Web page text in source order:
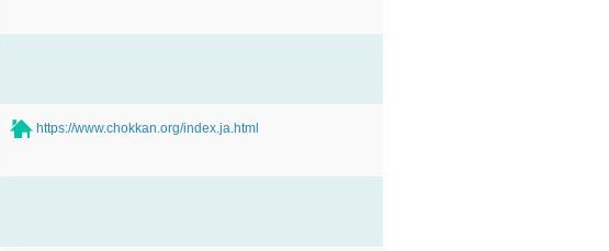
https://www.chokkan.org/index.ja.html